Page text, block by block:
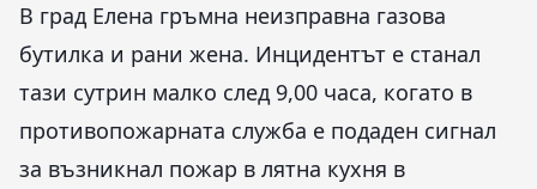
В град Елена гръмна неизправна газова
бутилка и рани жена. Инцидентът е станал
тази сутрин малко след 9,00 часа, когато в
противопожарната служба е подаден сигнал
за възникнал пожар в лятна кухня в